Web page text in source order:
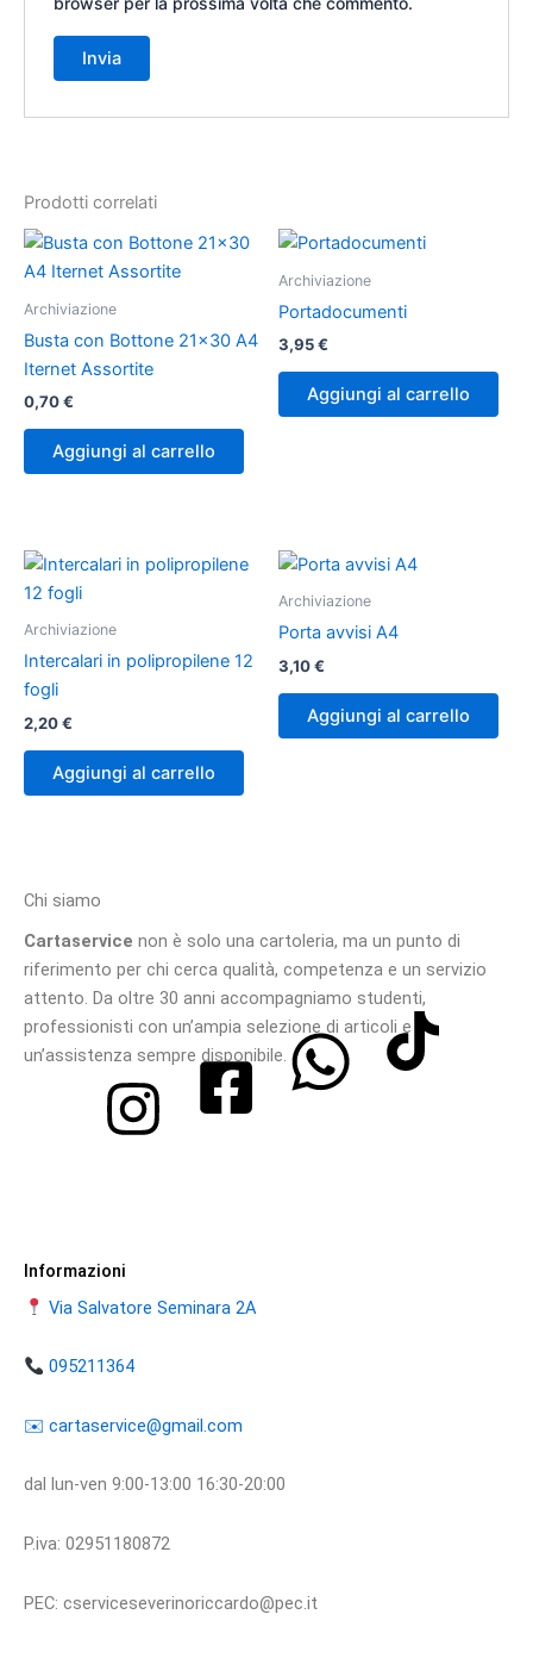
Prodotti correlati
Archiviazione
Busta con Bottone 21×30 A4
Iternet Assortite
0,70€
Aggiungi al carrello
Archiviazione
Portadocumenti
3,95€
Aggiungi al carrello
Archiviazione
Intercalari in polipropilene 12
fogli
2,20€
Aggiungi al carrello
Archiviazione
Porta avvisi A4
3,10€
Aggiungi al carrello
Chi siamo
Cartaservice non è solo una cartoleria, ma un punto di
riferimento per chi cerca qualità, competenza e un servizio
attento. Da oltre 30 anni accompagniamo studenti,
professionisti con un’ampia selezione di articoli e
un’assistenza sempre disponibile.
Informazioni
Via Salvatore Seminara 2A
095211364
​​✉️ ​cartaservice@gmail.com
dal lun-ven 9:00-13:00 16:30-20:00
P.iva: 02951180872
PEC: cserviceseverinoriccardo@pec.it